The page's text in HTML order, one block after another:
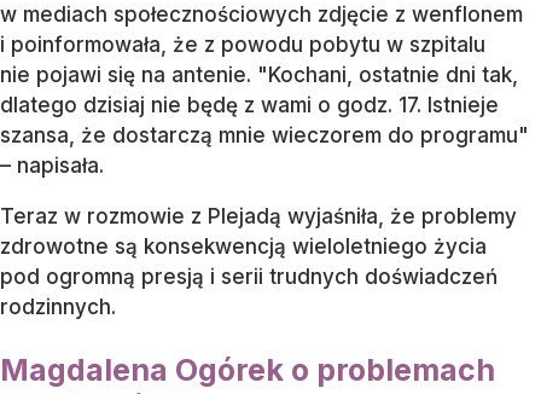
w mediach społecznościowych zdjęcie z wenflonem
i poinformowała, że z powodu pobytu w szpitalu
nie pojawi się na antenie. "Kochani, ostatnie dni tak,
dlatego dzisiaj nie będę z wami o godz. 17. Istnieje
szansa, że dostarczą mnie wieczorem do programu"
– napisała.
Teraz w rozmowie z Plejadą wyjaśniła, że problemy
zdrowotne są konsekwencją wieloletniego życia
pod ogromną presją i serii trudnych doświadczeń
rodzinnych.
Magdalena Ogórek o problemach